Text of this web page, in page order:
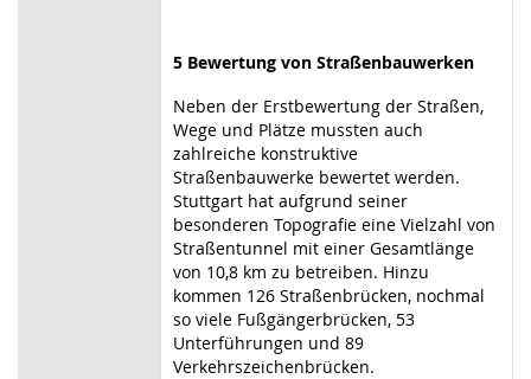
5 Bewertung von Straßenbauwerken
Neben der Erstbewertung der Straßen,
Wege und Plätze mussten auch
zahlreiche konstruktive
Straßenbauwerke bewertet werden.
Stuttgart hat aufgrund seiner
besonderen Topografie eine Vielzahl von
Straßentunnel mit einer Gesamtlänge
von 10,8 km zu betreiben. Hinzu
kommen 126 Straßenbrücken, nochmal
so viele Fußgängerbrücken, 53
Unterführungen und 89
Verkehrszeichenbrücken.